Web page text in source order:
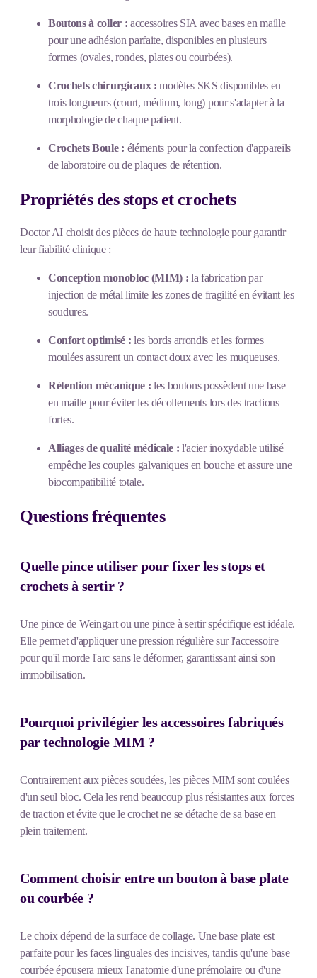
Boutons à coller : accessoires SIA avec bases en maille
pour une adhésion parfaite, disponibles en plusieurs
formes (ovales, rondes, plates ou courbées).
Crochets chirurgicaux :modèles SKS disponibles en
trois longueurs (court, médium, long) pour s'adapter à la
morphologie de chaque patient.
Crochets Boule : éléments pour la confection d'appareils
de laboratoire ou de plaques de rétention.
Propriétés des stops et crochets
Doctor AI choisit des pièces de haute technologie pour garantir
leur fiabilité clinique :
Conception monobloc (MIM) :la fabrication par
injection de métal limite les zones de fragilité en évitant les
soudures.
Confort optimisé : les bords arrondis et les formes
moulées assurent un contact doux avec les muqueuses.
Rétention mécanique : les boutons possèdent une base
en maille pour éviter les décollements lors des tractions
fortes.
Alliages de qualité médicale :l'acier inoxydable utilisé
empêche les couples galvaniques en bouche et assure une
biocompatibilité totale.
Questions fréquentes
Quelle pince utiliser pour fixer les stops et
crochets à sertir ?
Une pince de Weingart ou une pince à sertir spécifique est idéale.
Elle permet d'appliquer une pression régulière sur l'accessoire
pour qu'il morde l'arc sans le déformer, garantissant ainsi son
immobilisation.
Pourquoi privilégier les accessoires fabriqués
par technologie MIM ?
Contrairement aux pièces soudées, les pièces MIM sont coulées
d'un seul bloc. Cela les rend beaucoup plus résistantes aux forces
de traction et évite que le crochet ne se détache de sa base en
plein traitement.
Comment choisir entre un bouton à base plate
ou courbée ?
Le choix dépend de la surface de collage. Une base plate est
parfaite pour les faces linguales des incisives, tandis qu'une base
courbée épousera mieux l'anatomie d'une prémolaire ou d'une